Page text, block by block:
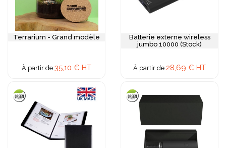
Terrarium - Grand modèle
À partir de 35,10 € HT
Batterie externe wireless
jumbo 10000 (Stock)
À partir de 28,69 € HT